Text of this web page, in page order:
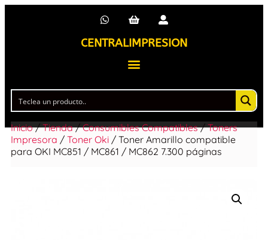
CENTRALIMPRESION
Inicio/Tienda/Consumibles Compatibles/Toners
Impresora / Toner Oki / Toner Amarillo compatible
para OKI MC851 / MC861 / MC862 7.300 páginas